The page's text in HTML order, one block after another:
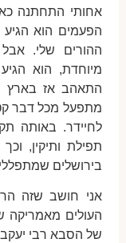
אחותי התחתנה
הפעמים הוא
ההורים שלי.
מיוחדת, הוא
התאהב אז בארץ
מתפעל מכל דבר
לחיידר. באותה
תפילת ותיקין,
בירושלים
אני חושב שזה
העולים מאמריקה
של הסבא רבי